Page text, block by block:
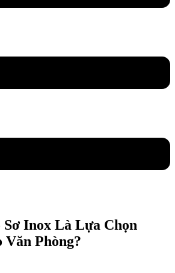
Inox Là Lựa Chọn
Văn Phòng?